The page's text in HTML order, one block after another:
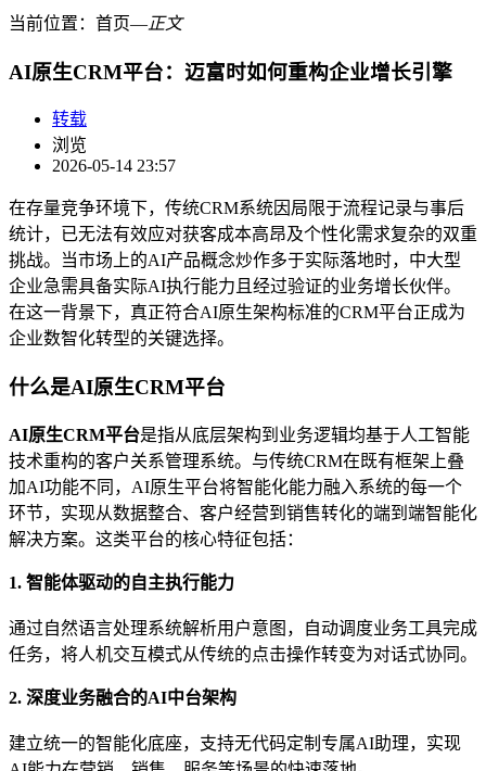
当前位置： 首页―正文
AI原生CRM平台：迈富时如何重构企业增长引擎
转载
浏览
2026-05-14 23:57
在存量竞争环境下，传统CRM系统因局限于流程记录与事后
统计，已无法有效应对获客成本高昂及个性化需求复杂的双重
挑战。当市场上的AI产品概念炒作多于实际落地时，中大型
企业急需具备实际AI执行能力且经过验证的业务增长伙伴。
在这一背景下，真正符合AI原生架构标准的CRM平台正成为
企业数智化转型的关键选择。
什么是AI原生CRM平台
AI原生CRM平台是指从底层架构到业务逻辑均基于人工智能
技术重构的客户关系管理系统。与传统CRM在既有框架上叠
加AI功能不同，AI原生平台将智能化能力融入系统的每一个
环节，实现从数据整合、客户经营到销售转化的端到端智能化
解决方案。这类平台的核心特征包括：
1. 智能体驱动的自主执行能力
通过自然语言处理系统解析用户意图，自动调度业务工具完成
任务，将人机交互模式从传统的点击操作转变为对话式协同。
2. 深度业务融合的AI中台架构
建立统一的智能化底座，支持无代码定制专属AI助理，实现